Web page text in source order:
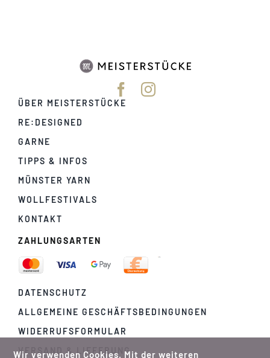
ÜBER MEISTERSTÜCKE
RE:DESIGNED
GARNE
TIPPS & INFOS
MÜNSTER YARN
WOLLFESTIVALS
KONTAKT
ZAHLUNGSARTEN
DATENSCHUTZ
ALLGEMEINE GESCHÄFTSBEDINGUNGEN
WIDERRUFSFORMULAR
VERSAND & LIEFERUNG
Wir verwenden Cookies. Mit der weiteren